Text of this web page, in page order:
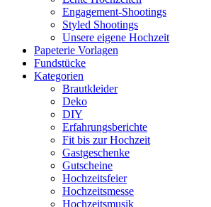
Engagement-Shootings
Styled Shootings
Unsere eigene Hochzeit
Papeterie Vorlagen
Fundstücke
Kategorien
Brautkleider
Deko
DIY
Erfahrungsberichte
Fit bis zur Hochzeit
Gastgeschenke
Gutscheine
Hochzeitsfeier
Hochzeitsmesse
Hochzeitsmusik